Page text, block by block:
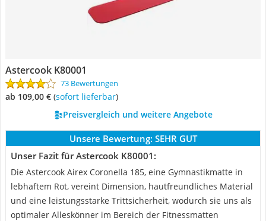
Astercook K80001
73 Bewertungen
ab 109,00 € ( Sofort lieferbar)
Preisvergleich und weitere Angebote
Unsere Bewertung: SEHR GUT
Unser Fazit für Astercook K80001:
Die Astercook Airex Coronella 185, eine Gymnastikmatte in
lebhaftem Rot, vereint Dimension, hautfreundliches Material
und eine leistungsstarke Trittsicherheit, wodurch sie uns als
optimaler Alleskönner im Bereich der Fitnessmatten